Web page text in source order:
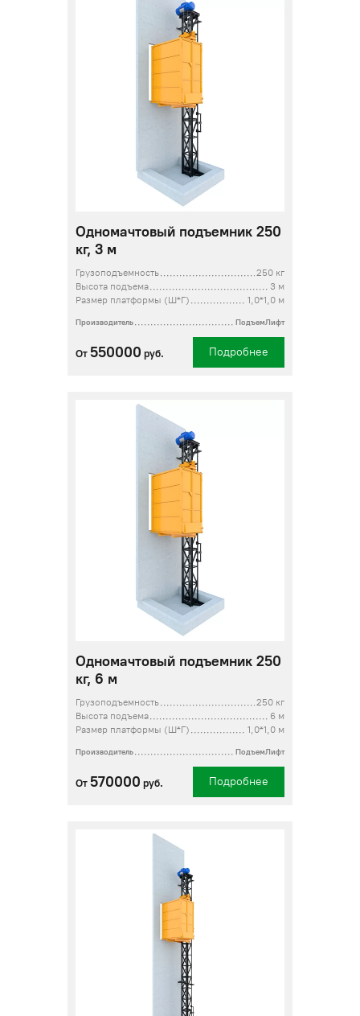
Одномачтовый подъемник 250
кг, 3 м
Грузоподъемность
250 кг
Высота подъема
3 м
Размер платформы (Ш*Г)
1,0*1,0 м
Производитель ПодъемЛифт
От 550000 руб. Подробнее
Одномачтовый подъемник 250
кг, 6 м
Грузоподъемность
250 кг
Высота подъема
6 м
Размер платформы (Ш*Г)
1,0*1,0 м
Производитель ПодъемЛифт
От 570000 руб. Подробнее